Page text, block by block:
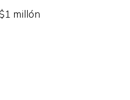
millón